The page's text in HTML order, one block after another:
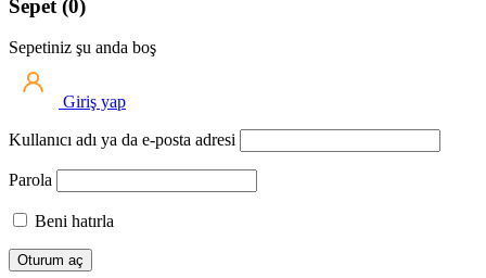
Sepet (0)
Sepetiniz şu anda boş
Giriş yap
Kullanıcı adı ya da e-posta adresi
Parola
Beni hatırla